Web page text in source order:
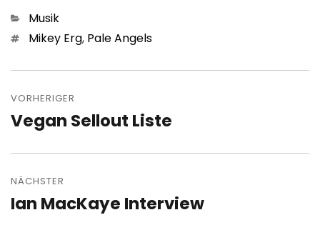
Kategorien
Musik
Schlagwörter
Mikey Erg, Pale Angels
VORHERIGER
Vorheriger
Vegan Sellout Liste
NÄCHSTER
Nächster
Ian MacKaye Interview